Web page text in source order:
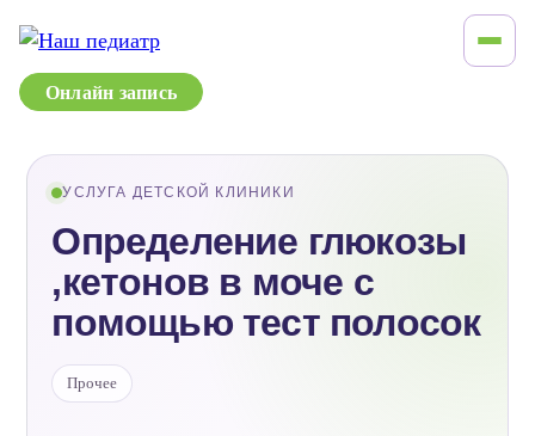
Онлайн запись
УСЛУГА ДЕТСКОЙ КЛИНИКИ
Определение глюкозы
,кетонов в моче с
помощью тест полосок
Прочее